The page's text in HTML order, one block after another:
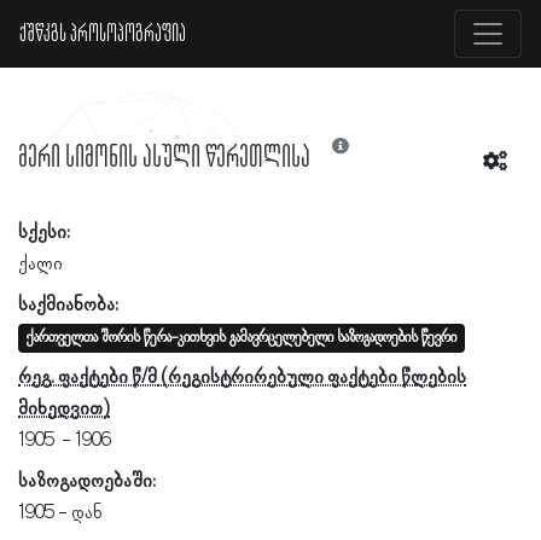
ქშწკგს პროსოპოგრაფია
მერი სიმონის ასული წერეთლისა
სქესი:
ქალი
საქმიანობა:
ქართველთა შორის წერა-კითხვის გამავრცელებელი საზოგადოების წევრი
რეგ. ფაქტები წ/მ
1905
1906
საზოგადოებაში:
1905